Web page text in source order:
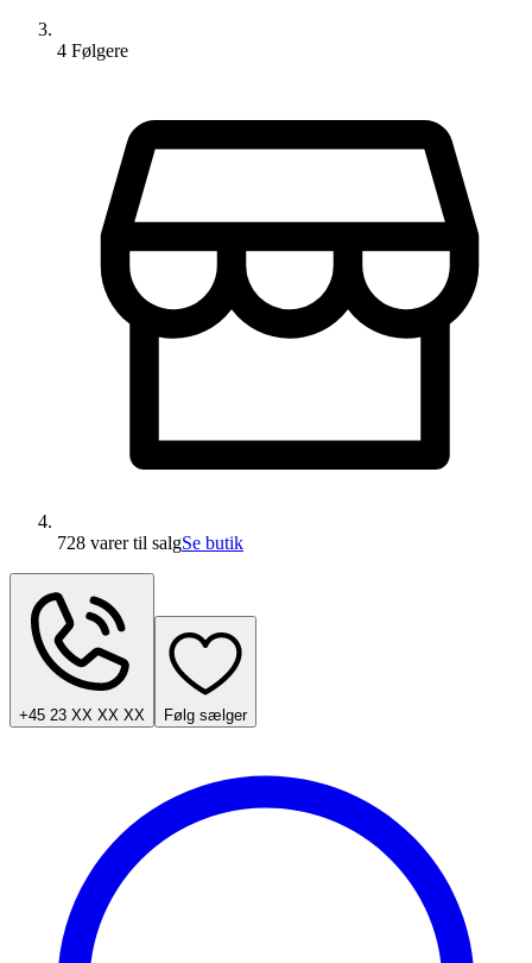
4 Følgere
728 varertil salgSe butik
+45 23 XX XX XX Følg sælger